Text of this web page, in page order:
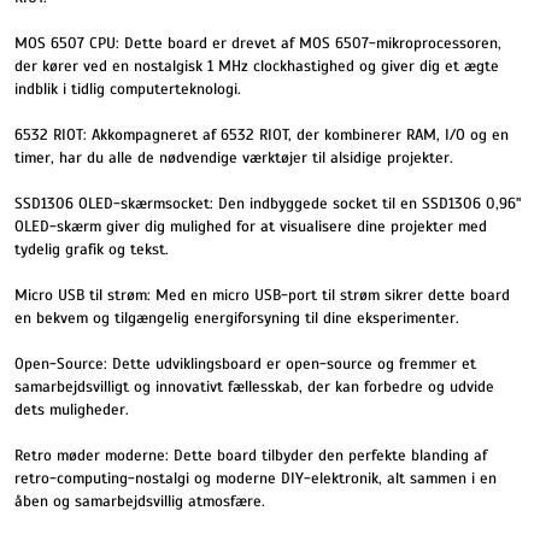
MOS 6507 CPU: Dette board er drevet af MOS 6507-mikroprocessoren,
der kører ved en nostalgisk 1 MHz clockhastighed og giver dig et ægte
indblik i tidlig computerteknologi.
6532 RIOT: Akkompagneret af 6532 RIOT, der kombinerer RAM, I/O og en
timer, har du alle de nødvendige værktøjer til alsidige projekter.
SSD1306 OLED-skærmsocket: Den indbyggede socket til en SSD1306 0,96"
OLED-skærm giver dig mulighed for at visualisere dine projekter med
tydelig grafik og tekst.
Micro USB til strøm: Med en micro USB-port til strøm sikrer dette board
en bekvem og tilgængelig energiforsyning til dine eksperimenter.
Open-Source: Dette udviklingsboard er open-source og fremmer et
samarbejdsvilligt og innovativt fællesskab, der kan forbedre og udvide
dets muligheder.
Retro møder moderne: Dette board tilbyder den perfekte blanding af
retro-computing-nostalgi og moderne DIY-elektronik, alt sammen i en
åben og samarbejdsvillig atmosfære.